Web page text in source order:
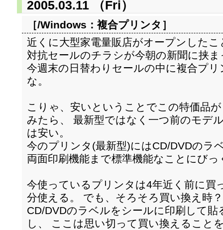
2005.03.11 （Fri）
［/Windows：複合プリンタ ］
近くに大型家電量販店がオープンした
対抗セールのチラシが今朝の新聞に挟
今週末の日替わりセールの中に複合プ
な。
こりゃ、安いということでこの特価品
みたら、 最新型ではなく一つ前のモデ
は安い。
今のプリンタ(最新型)にはCD/DVDのラ
両面印刷機能まで標準機能なことにびっ
今使っているプリンタは4年近く前に買
分使える。 でも、そろそろ買い換え時？
CD/DVDのラベルをシールに印刷して
し、 ここは思い切って買い換えること